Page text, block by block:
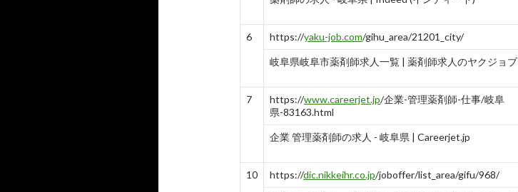
- 10
6 https://yaku-job.com/gihu_area/21201_city/
岐阜県岐阜市薬剤師求人一覧 | 薬剤師求人のヤクジョブ
7 https://www.careerjet.jp/企業-管理薬剤師-仕事/岐阜
県-83163.html
企業 管理薬剤師の求人 - 岐阜県 | Careerjet.jp
10 https://dic.nikkeihr.co.jp/joboffer/list_area/gifu/968/